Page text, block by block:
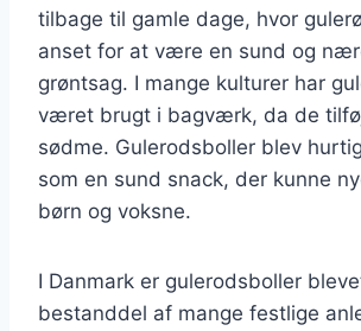
tilbage til gamle dage, hvor
anset for at være en sund og
grøntsag. I mange kulturer har
været brugt i bagværk, da de
sødme. Gulerodsboller blev
som en sund snack, der kunne
børn og voksne.
I Danmark er gulerodsboller
bestanddel af mange festlige